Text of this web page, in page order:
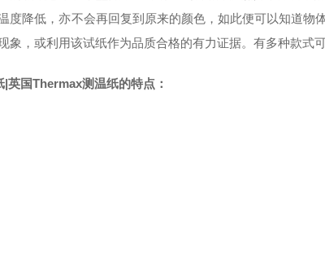
度降低，亦不会再回复到原来的颜色，如此便可以知道物
象，或利用该试纸作为品质合格的有力证据。有多种款式可
|英国Thermax测温纸的特点：